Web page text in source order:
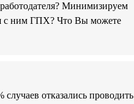
Минимизируем
с ним ГПХ? Что Вы можете
отказались проводить